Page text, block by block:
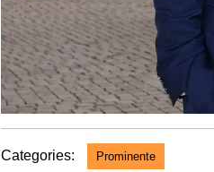
Categories: Prominente